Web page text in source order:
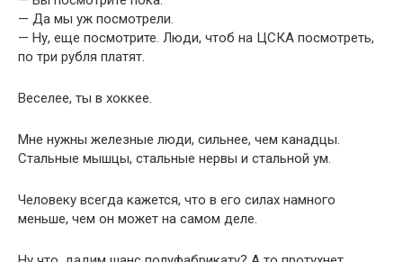
— Да мы уж посмотрели.
— Ну, еще посмотрите. Люди, чтоб на ЦСКА посмотреть,
по три рубля платят.
Веселее, ты в хоккее.
Мне нужны железные люди, сильнее, чем канадцы.
Стальные мышцы, стальные нервы и стальной ум.
Человеку всегда кажется, что в его силах намного
меньше, чем он может на самом деле.